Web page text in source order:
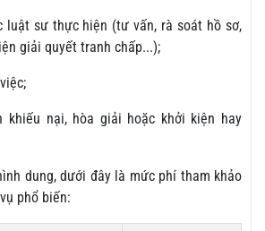
luật sư thực hiện (tư vấn, rà soát hồ sơ,
giải quyết tranh chấp...);
khiếu nại, hòa giải hoặc khởi kiện hay
dung, dưới đây là mức phí tham khảo
phổ biến: